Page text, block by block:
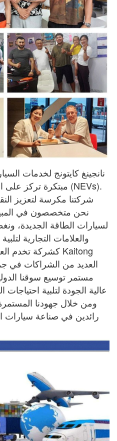
نانجينغ كايتونج لخدمات
مبتكرة تركز على
شركتنا مكرسة لتعزيز
نحن متخصصون في
لسيارات الطاقة الجديدة،
والعلامات التجارية
كشركة تخدم
العديد من الشراكات في
مستمر توسيع سوقنا
عالية الجودة لتلبية احتياجات
ومن خلال جهودنا المستمرة
رائدين في صناعة سيارات